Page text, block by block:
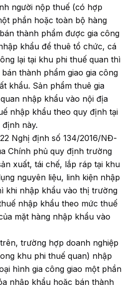
người nộp thuế (có hợp
phần hoặc toàn bộ hàng
thành phẩm được gia công
khẩu để thuê tổ chức, cá
lại tại khu phi thuế quan thì
thành phẩm giao gia công
khẩu. Sản phẩm thuê gia
nhập khẩu vào nội địa
nhập khẩu theo quy định tại
này.
Nghị định số 134/2016/NĐ-
Chính phủ quy định trường
xuất, tái chế, lắp ráp tại khu
nguyên liệu, linh kiện nhập
khi nhập khẩu vào thị trường
nhập khẩu theo mức thuế
mặt hàng nhập khẩu vào
trường hợp doanh nghiệp
khu phi thuế quan) nhập
hình gia công giao một phần
nhập khẩu hoặc bán thành